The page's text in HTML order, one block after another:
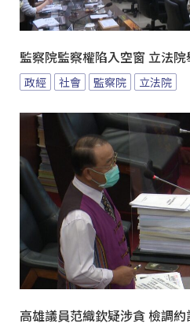
監察院監察權陷入空窗 立法院
政經 社會 監察院 立法院
高雄議員范織欽疑涉貪 檢調